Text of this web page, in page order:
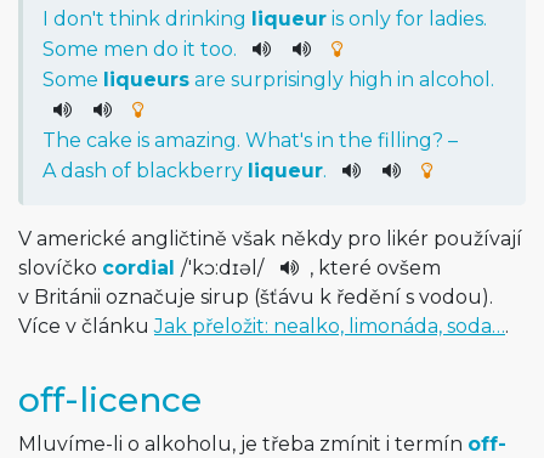
don't think drinking liqueur is only for ladies.
Some men do it too.
Some liqueurs are surprisingly high in alcohol .
The cake is amazing. What's in the filling? –
A dash of blackberry liqueur.
V americké angličtině však někdy pro likér používají
slovíčko cordial /'kɔ:dɪəl /­
, které ovšem
v Británii označuje sirup (šťávu k ředění s vodou).
Více v článkuJak přeložit: nealko, limonáda, soda….
off-licence
Mluvíme-li o alkoholu, je třeba zmínit i termín off-